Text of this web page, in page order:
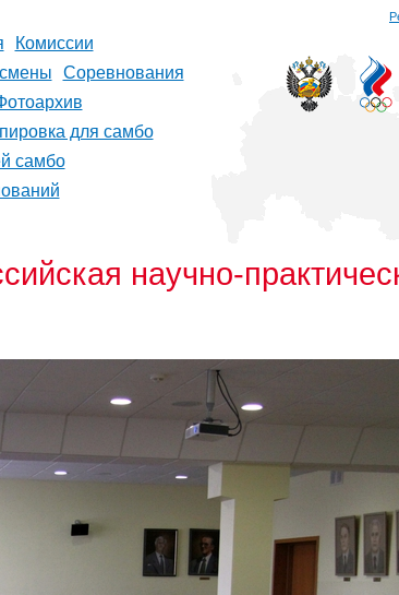
Комиссии
Соревнования
для самбо
самбо
научно-